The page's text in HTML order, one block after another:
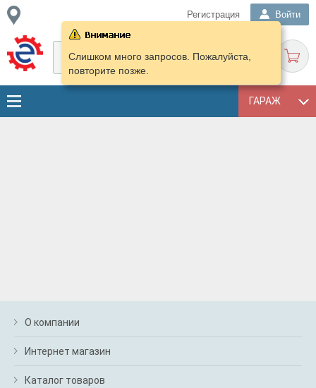
Регистрация Войти
ГАРАЖ
Слишком много запросов. Пожалуйста,
повторите позже.
О компании
Интернет магазин
Каталог товаров